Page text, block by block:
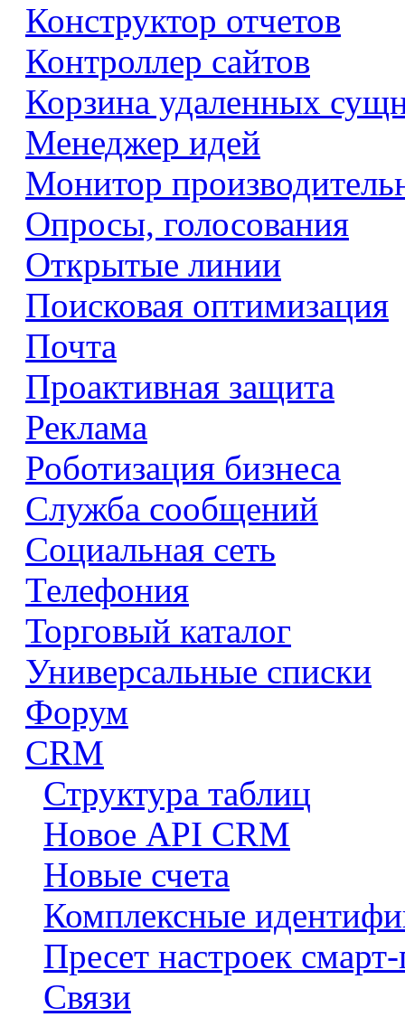
Конструктор отчетов
Контроллер сайтов
Корзина удаленных
Менеджер идей
Монитор
Опросы, голосования
Открытые линии
Поисковая оптимизация
Почта
Проактивная защита
Реклама
Роботизация бизнеса
Служба сообщений
Социальная сеть
Телефония
Торговый каталог
Универсальные списки
Форум
CRM
Структура таблиц
Новое API CRM
Новые счета
Комплексные
Пресет настроек
Связи